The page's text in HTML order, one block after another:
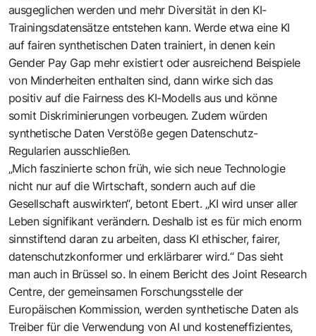
ausgeglichen werden und mehr Diversität in den KI-
Trainingsdatensätze entstehen kann. Werde etwa eine KI
auf fairen synthetischen Daten trainiert, in denen kein
Gender Pay Gap mehr existiert oder ausreichend Beispiele
von Minderheiten enthalten sind, dann wirke sich das
positiv auf die Fairness des KI-Modells aus und könne
somit Diskriminierungen vorbeugen. Zudem würden
synthetische Daten Verstöße gegen Datenschutz-
Regularien ausschließen.
„Mich faszinierte schon früh, wie sich neue Technologie
nicht nur auf die Wirtschaft, sondern auch auf die
Gesellschaft auswirkten“, betont Ebert. „KI wird unser aller
Leben signifikant verändern. Deshalb ist es für mich enorm
sinnstiftend daran zu arbeiten, dass KI ethischer, fairer,
datenschutzkonformer und erklärbarer wird.“ Das sieht
man auch in Brüssel so. In einem Bericht desJoint Research
Centre, der gemeinsamen Forschungsstelle der
Europäischen Kommission, werden synthetische Daten als
Treiber für die Verwendung von AI und kosteneffizientes,